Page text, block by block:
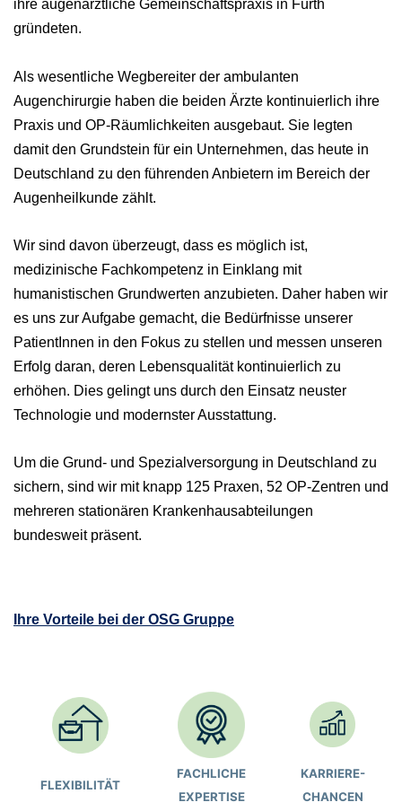
ihre augenärztliche Gemeinschaftspraxis in Fürth
gründeten.
Als wesentliche Wegbereiter der ambulanten
Augenchirurgie haben die beiden Ärzte kontinuierlich ihre
Praxis und OP-Räumlichkeiten ausgebaut. Sie legten
damit den Grundstein für ein Unternehmen, das heute in
Deutschland zu den führenden Anbietern im Bereich der
Augenheilkunde zählt.
Wir sind davon überzeugt, dass es möglich ist,
medizinische Fachkompetenz in Einklang mit
humanistischen Grundwerten anzubieten. Daher haben wir
es uns zur Aufgabe gemacht, die Bedürfnisse unserer
PatientInnen in den Fokus zu stellen und messen unseren
Erfolg daran, deren Lebensqualität kontinuierlich zu
erhöhen. Dies gelingt uns durch den Einsatz neuster
Technologie und modernster Ausstattung.
Um die Grund- und Spezialversorgung in Deutschland zu
sichern, sind wir mit knapp 125 Praxen, 52 OP-Zentren und
mehreren stationären Krankenhausabteilungen
bundesweit präsent.
Ihre Vorteile bei der OSG Gruppe
FLEXIBILITÄT
FACHLICHE
EXPERTISE
KARRIERE-
CHANCEN